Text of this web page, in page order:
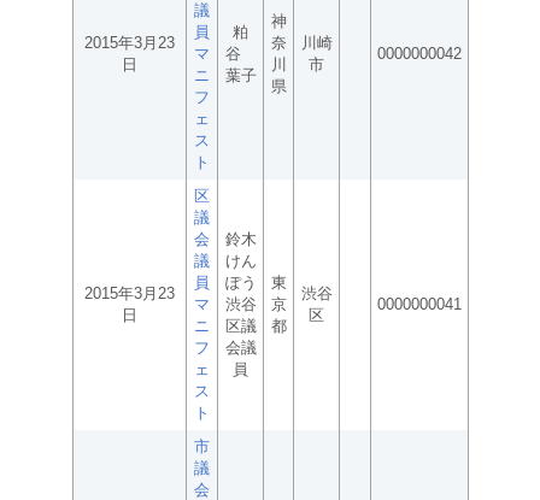
2015年3月23
日
議
員
マ
ニ
フ
ェ
ス
ト
粕
谷
葉子
神
奈
川
県
川崎
市
0000000042
2015年3月23
日
区
議
会
議
員
マ
ニ
フ
ェ
ス
ト
鈴木
けん
ぽう
渋谷
区議
会議
員
東
京
都
渋谷
区
0000000041
市
議
会